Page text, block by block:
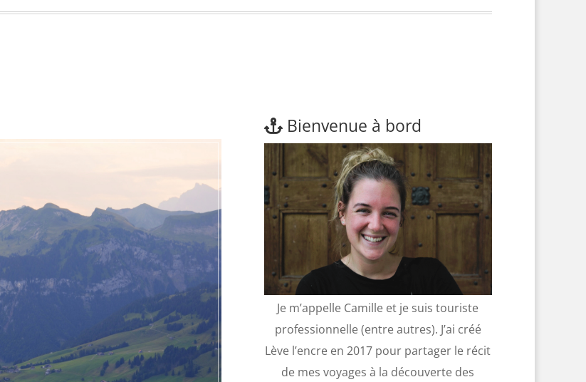
Bienvenue à bord
Je m’appelle Camille et je suis touriste
professionnelle (entre autres). J’ai créé
Lève l’encre en 2017 pour partager le récit
de mes voyages à la découverte des